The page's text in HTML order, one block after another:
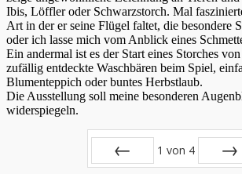
Ibis, Löffler oder Schwarzstorch. Mal
Art in der er seine Flügel faltet, die besondere
oder ich lasse mich vom Anblick eines
Ein andermal ist es der Start eines Storches
zufällig entdeckte Waschbären beim Spiel,
Blumenteppich oder buntes Herbstlaub.
Die Ausstellung soll meine besonderen
widerspiegeln.
1 von 4